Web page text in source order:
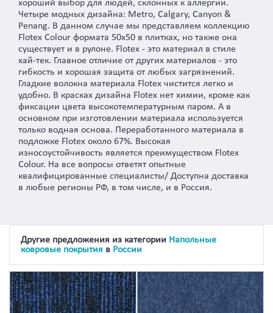
хороший выбор для людей, склонных к аллергии.
Четыре модных дизайна: Metro, Calgary, Canyon &
Penang. В данном случае мы представляем коллекцию
Flotex Colour формата 50x50 в плитках, но также она
существует и в рулоне. Flotex - это материал в стиле
хай-тек. Главное отличие от других материалов - это
гибкость и хорошая защита от любых загрязнений.
Гладкие волокна материала Flotex чистится легко и
удобно. В красках дизайна Flotex нет химии, кроме как
фиксации цвета высокотемпературным паром. А в
основном при изготовлении материала используется
только водная основа. Переработанного материала в
подложке Flotex около 67%. Высокая
износоустойчивость является преимуществом Flotex
Colour. На все вопросы ответят опытные
квалифицированные специалисты/ Доступна доставка
в любые регионы РФ, в том числе, и в Россия.
Другие предложения из категории Напольные
ковровые покрытия в России